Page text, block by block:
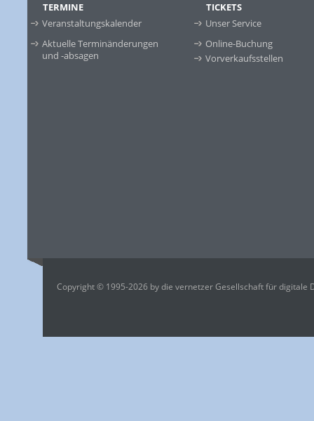
TERMINE
Veranstaltungskalender
Aktuelle Terminänderungen
und -absagen
TICKETS
Unser Service
Online-Buchung
Vorverkaufsstellen
Copyright © 1995-2026 by die vernetzer Gesellschaft für digitale